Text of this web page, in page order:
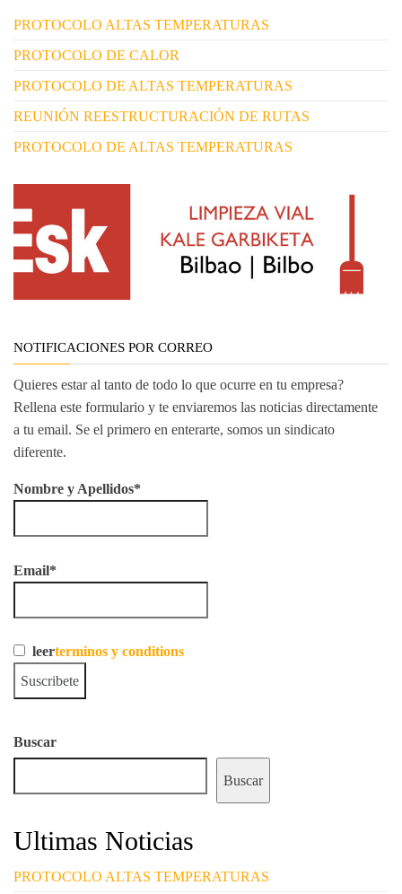
PROTOCOLO ALTAS TEMPERATURAS
PROTOCOLO DE CALOR
PROTOCOLO DE ALTAS TEMPERATURAS
REUNIÓN REESTRUCTURACIÓN DE RUTAS
PROTOCOLO DE ALTAS TEMPERATURAS
NOTIFICACIONES POR CORREO
Quieres estar al tanto de todo lo que ocurre en tu empresa?
Rellena este formulario y te enviaremos las noticias directamente
a tu email. Se el primero en enterarte, somos un sindicato
diferente.
Nombre y Apellidos*
Email*
leerterminos y conditions
Buscar
Buscar
Ultimas Noticias
PROTOCOLO ALTAS TEMPERATURAS